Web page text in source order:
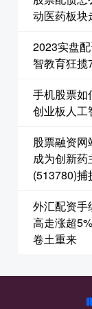
动医药板块
2023实盘
智教育狂
手机股票如
创业板人工
股票融资网
成为创新
(513780)捕
外汇配资手
高走涨超
卷土重来